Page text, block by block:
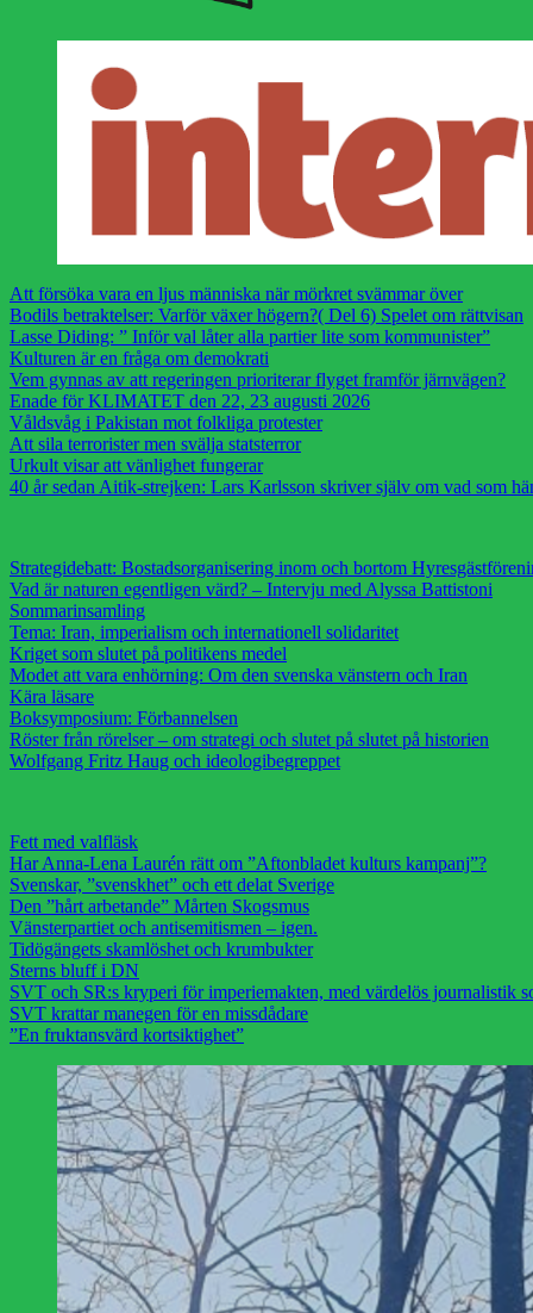
Att försöka vara en ljus människa när mörkret svämmar över
Bodils betraktelser: Varför växer högern?( Del 6) Spelet om rättvisan
Lasse Diding: ” Inför val låter alla partier lite som kommunister”
Kulturen är en fråga om demokrati
Vem gynnas av att regeringen prioriterar flyget framför järnvägen?
Enade för KLIMATET den 22, 23 augusti 2026
Våldsvåg i Pakistan mot folkliga protester
Att sila terrorister men svälja statsterror
Urkult visar att vänlighet fungerar
40 år sedan Aitik-strejken: Lars Karlsson skriver själv om vad som
Strategidebatt: Bostadsorganisering inom och bortom
Vad är naturen egentligen värd? – Intervju med Alyssa Battistoni
Sommarinsamling
Tema: Iran, imperialism och internationell solidaritet
Kriget som slutet på politikens medel
Modet att vara enhörning: Om den svenska vänstern och Iran
Kära läsare
Boksymposium: Förbannelsen
Röster från rörelser – om strategi och slutet på slutet på historien
Wolfgang Fritz Haug och ideologibegreppet
Fett med valfläsk
Har Anna-Lena Laurén rätt om ”Aftonbladet kulturs kampanj”?
Svenskar, ”svenskhet” och ett delat Sverige
Den ”hårt arbetande” Mårten Skogsmus
Vänsterpartiet och antisemitismen – igen.
Tidögängets skamlöshet och krumbukter
Sterns bluff i DN
SVT och SR:s kryperi för imperiemakten, med värdelös journalistik
SVT krattar manegen för en missdådare
”En fruktansvärd kortsiktighet”